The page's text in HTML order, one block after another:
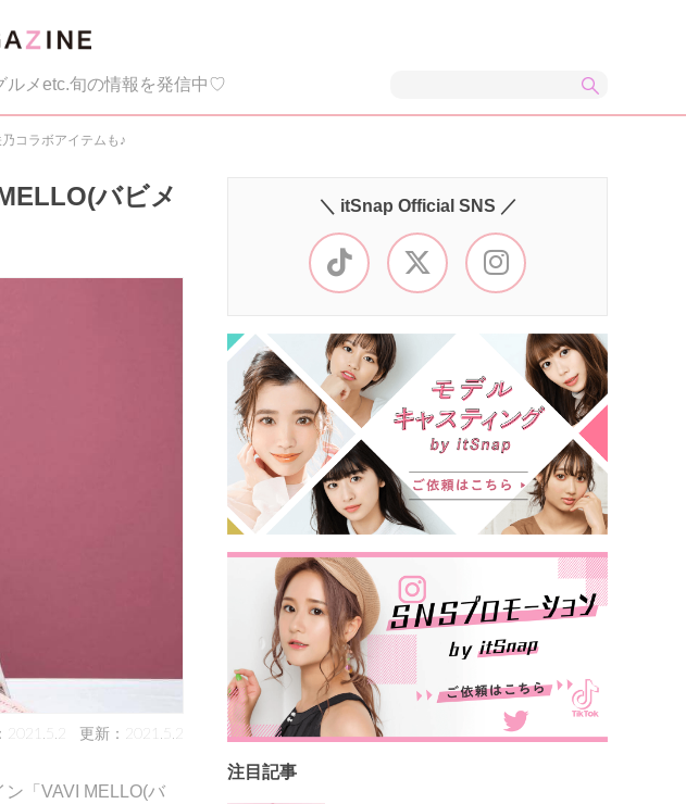
ルメetc.旬の情報を発信中♡
コラボアイテムも♪
バビメ
2021.5.2 更新：2021.5.2
「VAVI MELLO(バ
＼ itSnap Official SNS ／
注目記事